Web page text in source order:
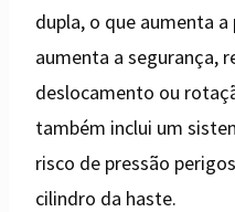
dupla, o que aumenta
aumenta a segurança,
deslocamento ou
também inclui um
risco de pressão
cilindro da haste.